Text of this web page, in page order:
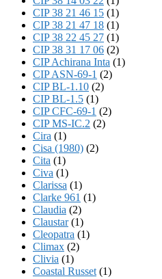
CIP 38 21 46 15 (1)
CIP 38 21 47 18 (1)
CIP 38 22 45 27 (1)
CIP 38 31 17 06 (2)
CIP Achirana Inta (1)
CIP ASN-69-1 (2)
CIP BL-1.10 (2)
CIP BL-1.5 (1)
CIP CFC-69-1 (2)
CIP MS-IC.2 (2)
Cira (1)
Cisa (1980) (2)
Cita (1)
Civa (1)
Clarissa (1)
Clarke 961 (1)
Claudia (2)
Claustar(1)
Cleopatra (1)
Climax (2)
Clivia (1)
Coastal Russet (1)